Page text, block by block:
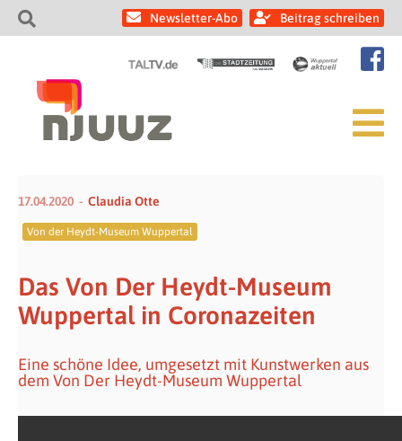
Newsletter-Abo Beitrag schreiben
17.04.2020 Claudia Otte
Von der Heydt-Museum Wuppertal
Das Von Der Heydt-Museum
Wuppertal in Coronazeiten
Eine schöne Idee, umgesetzt mit Kunstwerken aus
dem Von Der Heydt-Museum Wuppertal